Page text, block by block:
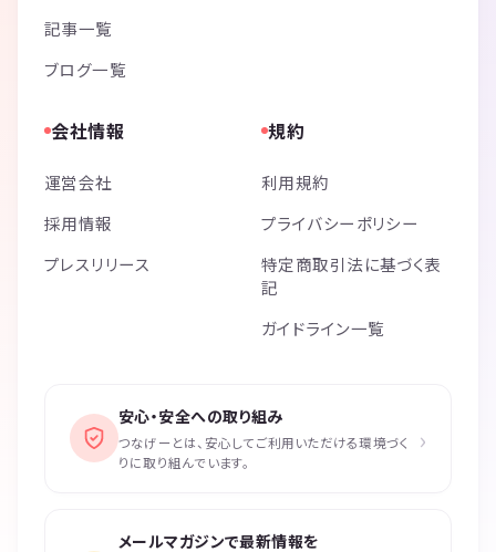
記事一覧
ブログ一覧
会社情報
運営会社
採用情報
プレスリリース
規約
利用規約
プライバシーポリシー
特定商取引法に基づく表
記
ガイドライン一覧
安心・安全への取り組み
つなげーとは、安心してご利用いただける環境づく
りに取り組んでいます。
›
メールマガジンで最新情報を